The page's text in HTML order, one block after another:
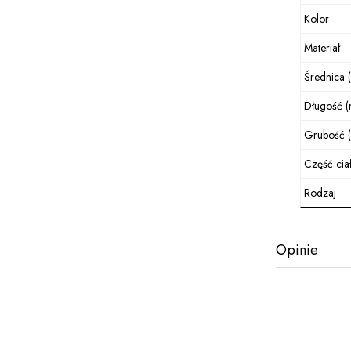
Kolor
Materiał
Średnica
Długość
Grubość
Część
Rodzaj
Opinie